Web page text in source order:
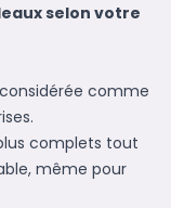
selon votre
comme
complets tout
même pour